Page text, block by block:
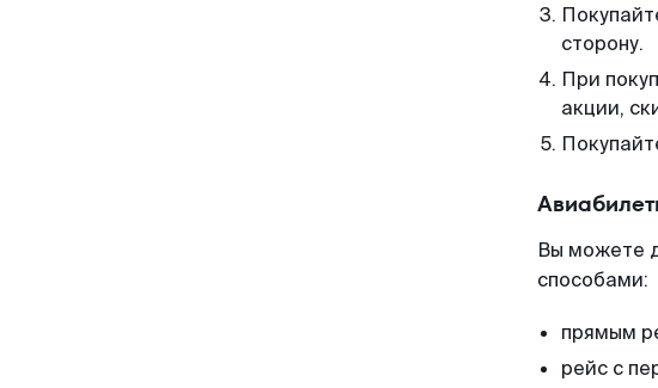
сторону.
При
акции,
Вы можете
способами:
прямым
рейс с